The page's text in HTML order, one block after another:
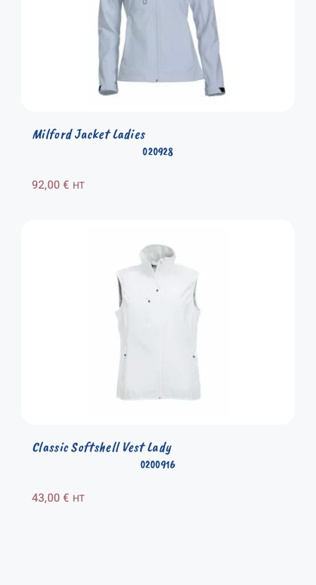
020928
Milford Jacket Ladies
92,00€ HT
0200916
Classic Softshell Vest Lady
43,00€ HT